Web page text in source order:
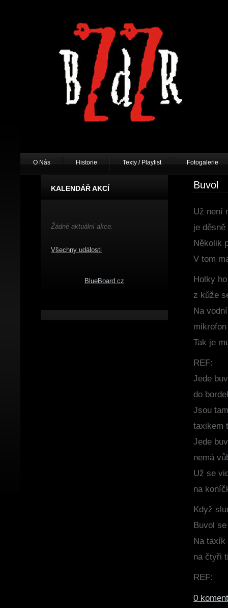
O Nás Historie Texty / Playlist Fotogalerie
Buvol
Už není
je
Několik
V tom
Holky
z kůže
Na
Tak je
REF:
Jede
do
Jsou
taxikem
Jede
nemá
Už se
na
Když
Buvol
Na taxík
na čtyři
REF:
0
KALENDÁŘ AKCÍ
Žádné aktuální akce.
Všechny události
BlueBoard.cz